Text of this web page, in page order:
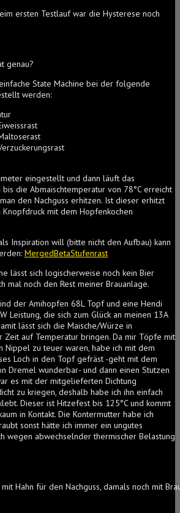
ersten Testlauf war die Hysterese noch
genau?
State Machine bei der folgende
werden:
eingestellt und dann läuft das
die Abmaischtemperatur von 78°C erreicht
den Nachguss erhitzen. Ist dieser erhitzt
mit dem Hopfenkochen
Inspiration will (bitte nicht den Aufbau) kann
MergedBetaStufenrast
lässt sich logischerweise noch kein Bier
mal noch den Rest meiner Brauanlage.
der Amihopfen 68L Topf und eine Hendi
Leistung, die sich zum Glück an meinen 13A
lässt sich die Maische/Würze in
Zeit auf Temperatur bringen. Da mir Töpfe mit
Nippel zu teuer waren, habe ich mit dem
Loch in den Topf gefräst -geht mit dem
Dremel wunderbar- und dann einen Stutzen
es mit der mitgelieferten Dichtung
zu kriegen, deshalb habe ich ihn einfach
Dieser ist Hitzefest bis 125°C und kommt
in Kontakt. Die Kontermutter habe ich
sonst hätte ich immer ein ungutes
wegen abwechselnder thermischer Belastung
Hahn für den Nachguss, damals noch mit